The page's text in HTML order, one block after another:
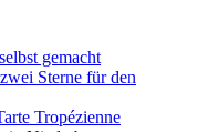
gemacht
Sterne für den
Tropézienne